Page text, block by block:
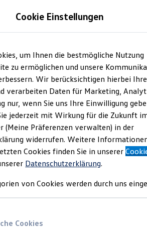
Fahrzeuge
Marktplatz
und Gebrauchtwagen
Cookie Einstellungen
um Ihnen die bestmögliche Nutzung
zu ermöglichen und unsere
Wir berücksichtigen hierbei Ihre
verarbeiten Daten für Marketing,
nur, wenn Sie uns Ihre Einwilligung
jederzeit mit Wirkung für die Zukunft
(Meine Präferenzen verwalten) in der
widerrufen. Weitere
Cookies finden Sie in unserer
Datenschutzerklärung.
von Cookies werden durch uns
Cookies